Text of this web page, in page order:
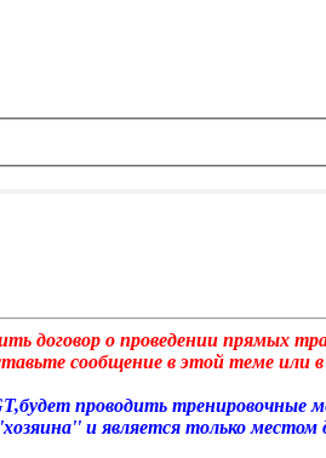
договор о проведении прямых
сообщение в этой теме или
проводить тренировочные
и является только местом